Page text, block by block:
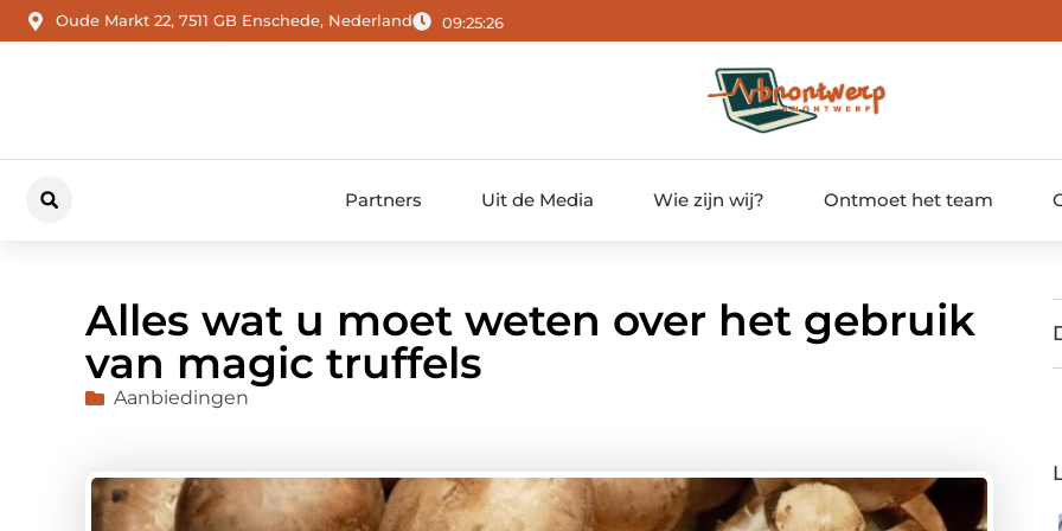
Oude Markt 22, 7511 GB Enschede, Nederland 09:25:28
Partners Uit de Media Wie zijn wij? Ontmoet het team
Alles wat u moet weten over het gebruik
van magic truffels
Aanbiedingen